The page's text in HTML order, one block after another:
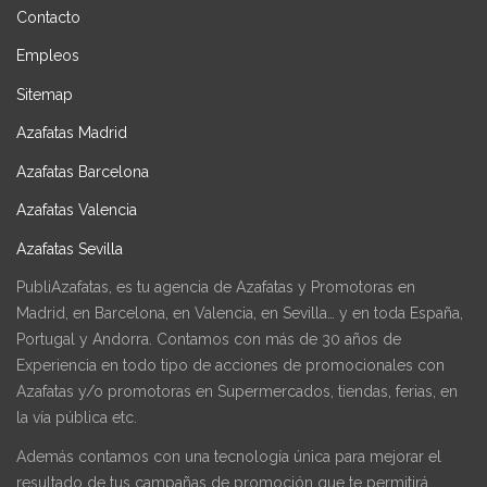
Contacto
Empleos
Sitemap
Azafatas Madrid
Azafatas Barcelona
Azafatas Valencia
Azafatas Sevilla
PubliAzafatas, es tu agencia de Azafatas y Promotoras en
Madrid, en Barcelona, en Valencia, en Sevilla… y en toda España,
Portugal y Andorra. Contamos con más de 30 años de
Experiencia en todo tipo de acciones de promocionales con
Azafatas y/o promotoras en Supermercados, tiendas, ferias, en
la vía pública etc.
Además contamos con una tecnología única para mejorar el
resultado de tus campañas de promoción que te permitirá